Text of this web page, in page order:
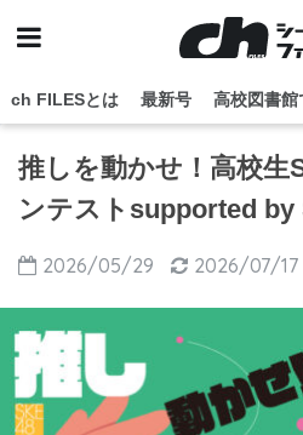
ch FILESとは 最新号 高校図書館
推しを動かせ！高校生
ンテストsupported by
2026/05/29 2026/07/17